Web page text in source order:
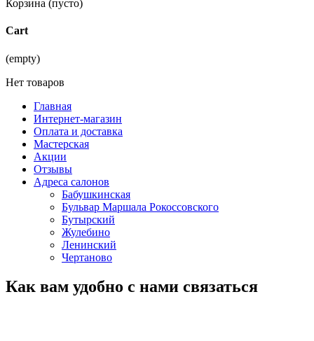
Корзина (пусто)
Cart
(empty)
Нет товаров
Главная
Интернет-магазин
Оплата и доставка
Мастерская
Акции
Отзывы
Адреса салонов
Бабушкинская
Бульвар Маршала Рокоссовского
Бутырский
Жулебино
Ленинский
Чертаново
Как вам удобно с нами связаться